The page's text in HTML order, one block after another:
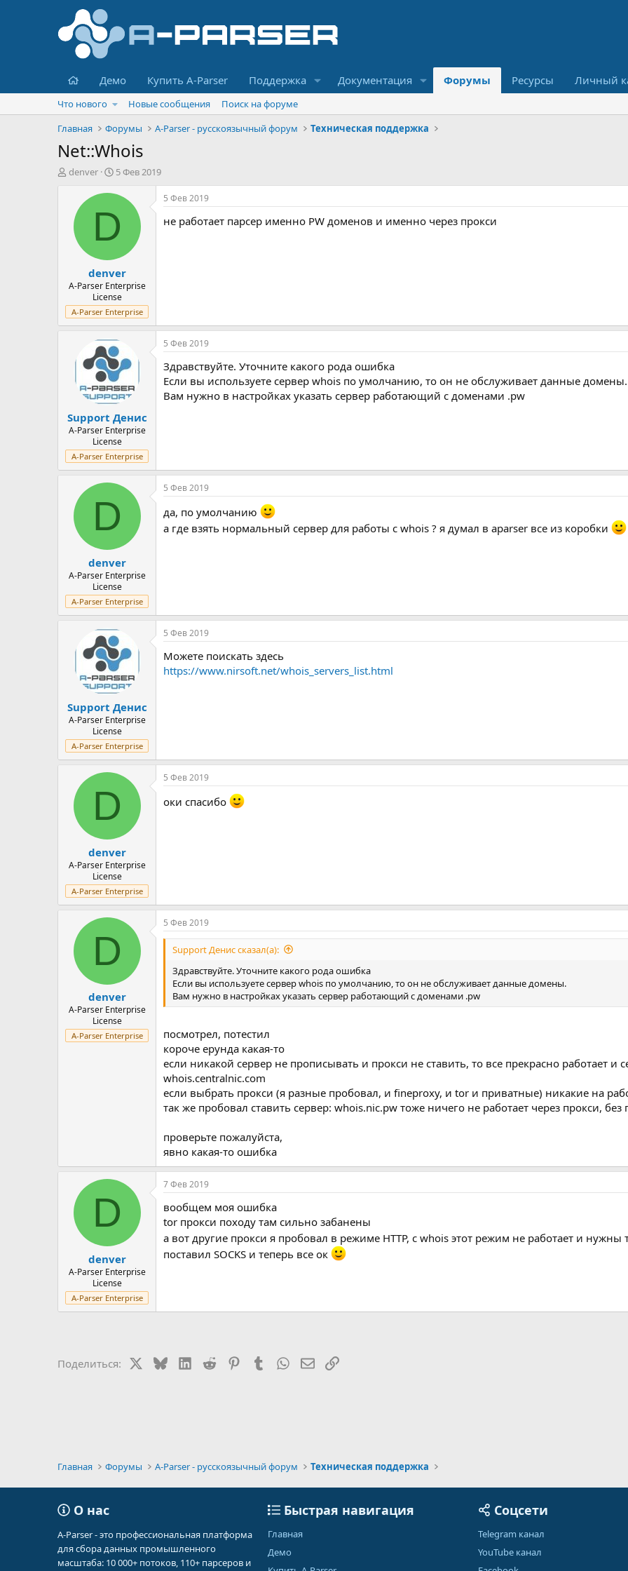
Главная
Демо Купить A-Parser Поддержка Документация Форумы Ресурсы Личный
Что нового Новые сообщения
Поиск на форуме
Главная
Форумы A-Parser - русскоязычный форум Техническая поддержка
Net::Whois
А
denver
Д
т
н
а
а
л
а
5 Фев 2019
D
denver
A-Parser Enterprise
License
A-Parser Enterprise
5 Фев 2019
не работает парсер именно PW доменов и именно через прокси
Support Денис
A-Parser Enterprise
License
A-Parser Enterprise
5 Фев 2019
Здравствуйте. Уточните какого рода ошибка
Если вы используете сервер whois по умолчанию, то он не обслуживает данные домены.
Вам нужно в настройках указать сервер работающий с доменами .pw
D
denver
A-Parser Enterprise
License
A-Parser Enterprise
5 Фев 2019
да, по умолчанию
а где взять нормальный сервер для работы с whois ? я думал в aparser все из коробки
Support Денис
A-Parser Enterprise
License
A-Parser Enterprise
5 Фев 2019
Можете поискать здесь
https://www.nirsoft.net/whois_servers_list.html
D
denver
A-Parser Enterprise
License
A-Parser Enterprise
5 Фев 2019
оки спасибо
D
denver
A-Parser Enterprise
License
A-Parser Enterprise
5 Фев 2019
Support Денис сказал(а):
Здравствуйте. Уточните какого рода ошибка
Если вы используете сервер whois по умолчанию, то он не обслуживает данные домены.
Вам нужно в настройках указать сервер работающий с доменами .pw
посмотрел, потестил
короче ерунда какая-то
если никакой сервер не прописывать и прокси не ставить, то все прекрасно работает и
whois.centralnic.com
если выбрать прокси (я разные пробовал, и fineproxy, и tor и приватные) никакие на
так же пробовал ставить сервер: whois.nic.pw тоже ничего не работает через прокси, без
проверьте пожалуйста,
явно какая-то ошибка
D
denver
A-Parser Enterprise
License
A-Parser Enterprise
7 Фев 2019
вообщем моя ошибка
tor прокси походу там сильно забанены
а вот другие прокси я пробовал в режиме HTTP, с whois этот режим не работает и нужны
поставил SOCKS и теперь все ок
Поделиться: BlueskyLinkedIn
Reddit PinterestTumblrWhatsAppЭлектронная почта
Ссылка
Главная Форумы A-Parser - русскоязычный форум Техническая поддержка
О нас
A-Parser - это профессиональная платформа
для сбора данных промышленного
масштаба: 10 000+ потоков, 110+ парсеров и
Быстрая навигация
Главная
Демо
Соцсети
Telegram канал
YouTube канал